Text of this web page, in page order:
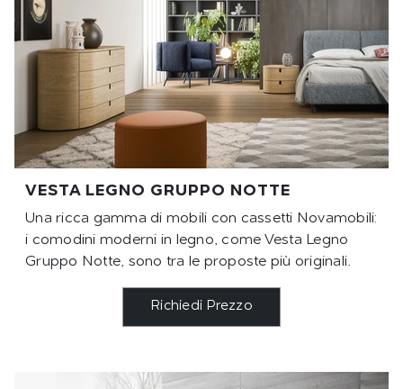
VESTA LEGNO GRUPPO NOTTE
Una ricca gamma di mobili con cassetti Novamobili:
i comodini moderni in legno, come Vesta Legno
Gruppo Notte, sono tra le proposte più originali.
Richiedi Prezzo